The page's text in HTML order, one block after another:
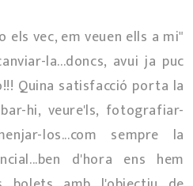
els vec, em veuen ells a mi"
la...doncs, avui ja puc
Quina satisfacció porta la
hi, veure'ls, fotografiar-
los...com sempre la
d'hora ens hem